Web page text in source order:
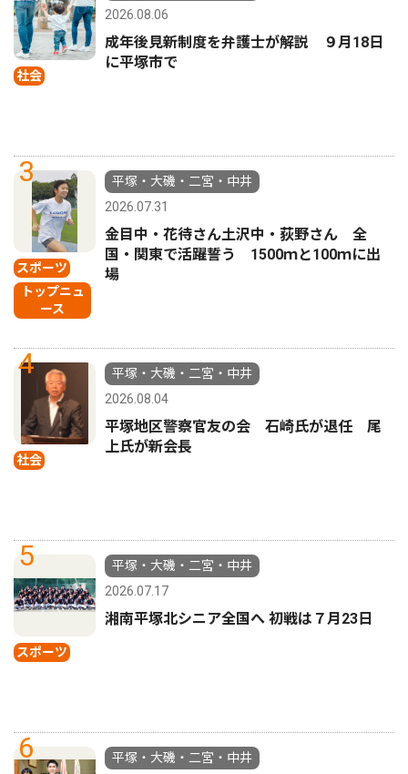
社会
2026.08.06
成年後見新制度を弁護士が解説 ９月18日
に平塚市で
3
スポーツ
トップニュ
ース
平塚・大磯・二宮・中井
2026.07.31
金目中・花待さん土沢中・荻野さん 全
国・関東で活躍誓う 1500ｍと100ｍに出
場
4
社会
平塚・大磯・二宮・中井
2026.08.04
平塚地区警察官友の会 石崎氏が退任 尾
上氏が新会長
5
スポーツ
平塚・大磯・二宮・中井
2026.07.17
湘南平塚北シニア全国へ 初戦は７月23日
6
平塚・大磯・二宮・中井